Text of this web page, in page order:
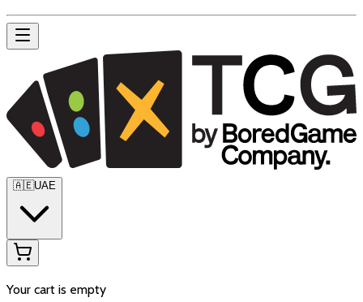
🇦🇪UAE
Your cart is empty